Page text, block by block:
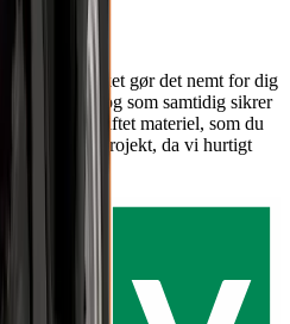
landet, hvilket gør det nemt for dig
dit projekt, og som samtidig sikrer
have udskiftet materiel, som du
tid på dit projekt, da vi hurtigt